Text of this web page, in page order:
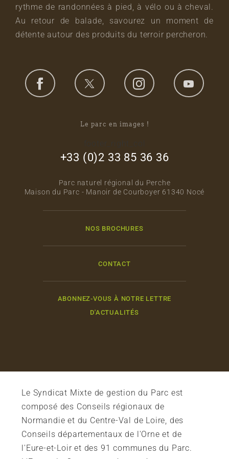
rythme de randonnées à pied, à vélo ou à cheval.
Au retour de balade, savourez un moment de
détente autour des produits du terroir percheron.
Le parc en images !
+33 (0)2 33 85 36 36
Parc naturel régional du Perche
Maison du Parc - Manoir de Courboyer 61340 Nocé
NOS BROCHURES
CONTACT
ABONNEZ-VOUS À NOTRE LETTRE
D'ACTUALITÉS
Le Syndicat Mixte de gestion du Parc est
composé des Conseils régionaux de
Normandie et du Centre-Val de Loire, des
Conseils départementaux de l'Orne et de
l'Eure-et-Loir et des 91 communes du Parc.